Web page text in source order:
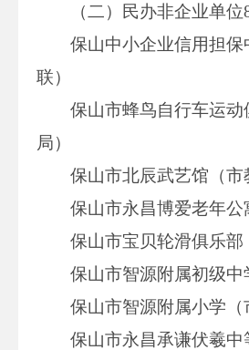
（二）民办非企业单位
保山中小企业信用担
联）
保山市蜂鸟自行车运
局）
保山市北辰武艺馆（市
保山市永昌博爱老年公
保山市宝贝轮滑俱乐部
保山市智源附属初级中
保山市智源附属小学（
保山市永昌承谦伏羲